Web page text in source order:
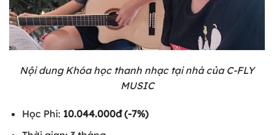
Nội dung Khóa học thanh nhạc tại nhà của C-FLY
MUSIC
Học Phí: 10.044.000đ (-7%)